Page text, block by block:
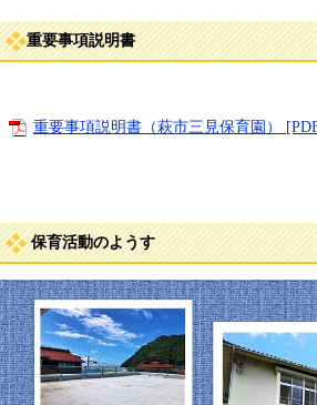
重要事項説明書
重要事項説明書（萩市三見保育園）
保育活動のようす